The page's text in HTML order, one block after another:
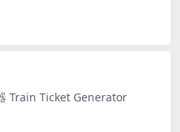
Train Ticket Generator